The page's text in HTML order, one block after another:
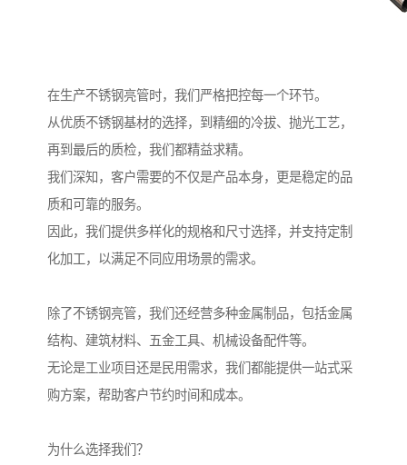
在生产不锈钢亮管时，我们严格把控每一个环节。
从优质不锈钢基材的选择，到精细的冷拔、抛光工艺，
再到最后的质检，我们都精益求精。
我们深知，客户需要的不仅是产品本身，更是稳定的品
质和可靠的服务。
因此，我们提供多样化的规格和尺寸选择，并支持定制
化加工，以满足不同应用场景的需求。
除了不锈钢亮管，我们还经营多种金属制品，包括金属
结构、建筑材料、五金工具、机械设备配件等。
无论是工业项目还是民用需求，我们都能提供一站式采
购方案，帮助客户节约时间和成本。
为什么选择我们？